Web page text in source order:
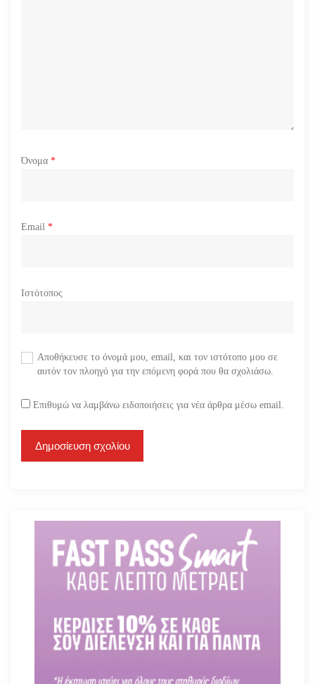
Όνομα *
Email *
Ιστότοπος
Αποθήκευσε το όνομά μου, email, και τον ιστότοπο μου σε
αυτόν τον πλοηγό για την επόμενη φορά που θα σχολιάσω.
Επιθυμώ να λαμβάνω ειδοποιήσεις για νέα άρθρα μέσω email.